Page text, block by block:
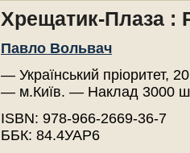
Хрещатик-Плаза :
Павло Вольвач
— Український пріоритет,
— м.Київ. — Наклад 3000
ISBN: 978-966-2669-36-7
ББК: 84.4УАР6